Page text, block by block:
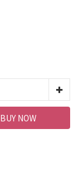
BUY NOW